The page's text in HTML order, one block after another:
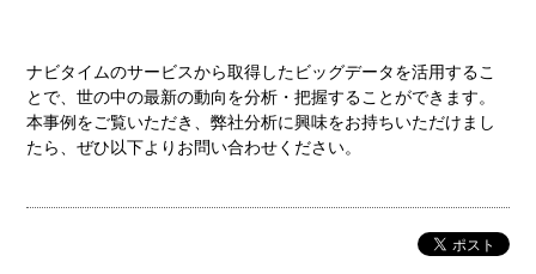
ナビタイムのサービスから取得したビッグデータを活用するこ
とで、世の中の最新の動向を分析・把握することができます。
本事例をご覧いただき、弊社分析に興味をお持ちいただけまし
たら、ぜひ以下よりお問い合わせください。